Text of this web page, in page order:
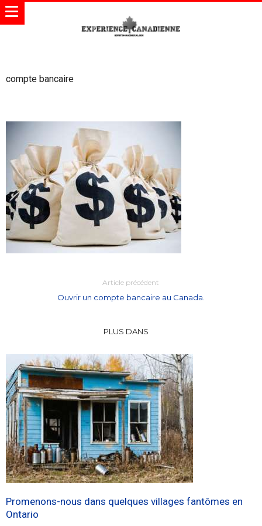
compte bancaire
Article précédent
Ouvrir un compte bancaire au Canada.
PLUS DANS
Promenons-nous dans quelques villages fantômes en
Ontario